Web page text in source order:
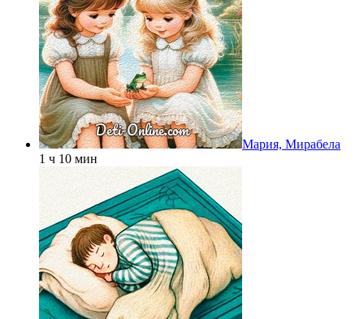
Мария, Мирабела
1 ч 10 мин